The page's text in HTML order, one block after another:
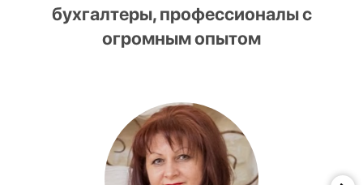
бухгалтеры, профессионалы с
огромным опытом